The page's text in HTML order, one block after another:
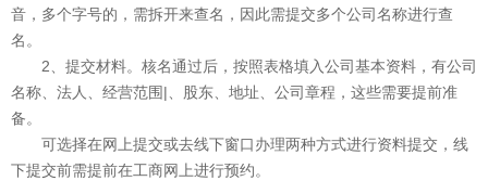
音，多个字号的，需拆开来查名，因此需提交多个公司名称进行查
名。
2、提交材料。核名通过后，按照表格填入公司基本资料，有公司
名称、法人、经营范围|、股东、地址、公司章程，这些需要提前准
备。
可选择在网上提交或去线下窗口办理两种方式进行资料提交，线
下提交前需提前在工商网上进行预约。